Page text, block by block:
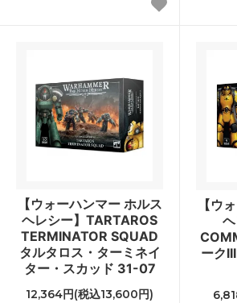
【ウォーハンマー ホルス
ヘレシー】TARTAROS
TERMINATOR SQUAD
タルタロス・ターミネイ
ター・スカッド 31-07
12,364円(税込13,600円)
【ウ
ーク